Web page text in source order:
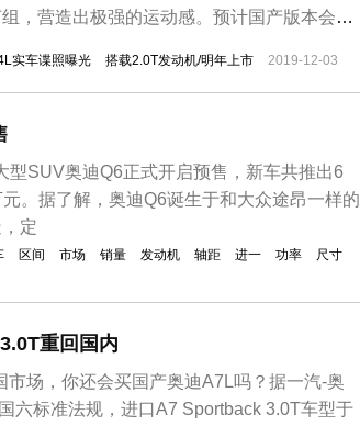
，营造出极强的运动感。预计国产版本会在
轻化、个性化，且奔驰AMG、宝马M系车型
Audi ...
实车谍照曝光 搭载2.0T发动机/明年上市 2019-12-03
型SUV奥迪Q6正式开启预售，新车共推出6
。据了解，奥迪Q6诞生于和大众途昂一样的
定
区间 市场 销量 发动机 轴距 进一 功率
尺寸
重回国内
场，你还会买国产奥迪A7L吗？据一汽-奥
六标准法规，进口A7 Sportback 3.0T车型于